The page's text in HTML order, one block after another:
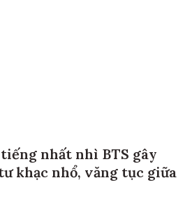
nhất nhì BTS gây
khạc nhổ, văng tục giữa